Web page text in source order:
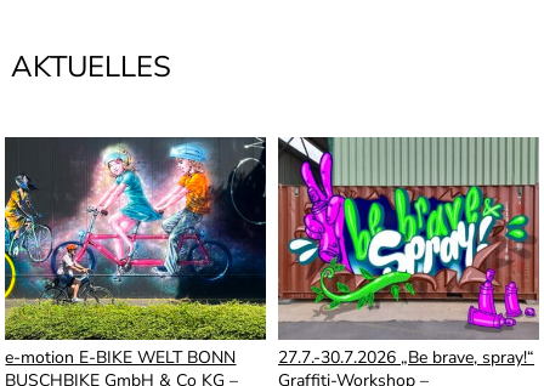
AKTUELLES
e-motion E-BIKE WELT BONN
BUSCHBIKE GmbH & Co KG –
27.7.-30.7.2026 „Be brave, spray!“
Graffiti-Workshop –